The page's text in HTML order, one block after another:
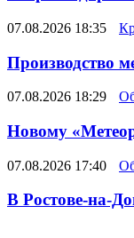
07.08.2026 18:35
Производство
07.08.2026 18:29
Новому
07.08.2026 17:40
В Ростове-на-